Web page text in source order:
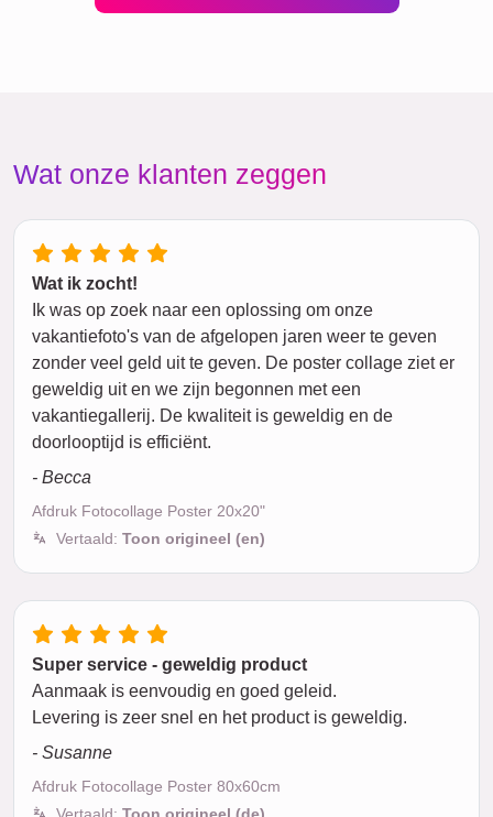
Wat onze klanten zeggen
Wat ik zocht!
Ik was op zoek naar een oplossing om onze
vakantiefoto's van de afgelopen jaren weer te geven
zonder veel geld uit te geven. De poster collage ziet er
geweldig uit en we zijn begonnen met een
vakantiegallerij. De kwaliteit is geweldig en de
doorlooptijd is efficiënt.
- Becca
Afdruk Fotocollage Poster 20x20"
Vertaald: Toon origineel (en)
Super service - geweldig product
Aanmaak is eenvoudig en goed geleid.
Levering is zeer snel en het product is geweldig.
- Susanne
Afdruk Fotocollage Poster 80x60cm